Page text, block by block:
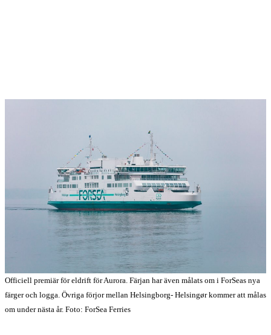
Officiell premiär för eldrift för Aurora. Färjan har även målats om i ForSeas nya
färger och logga. Övriga förjor mellan Helsingborg- Helsingør kommer att målas
om under nästa år. Foto: ForSea Ferries